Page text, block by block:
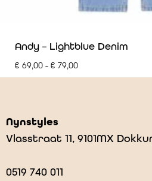
Andy – Lightblue Denim
€ 69,00 - € 79,00
Nynstyles
Vlasstraat 11, 9101MX
0519 740 011